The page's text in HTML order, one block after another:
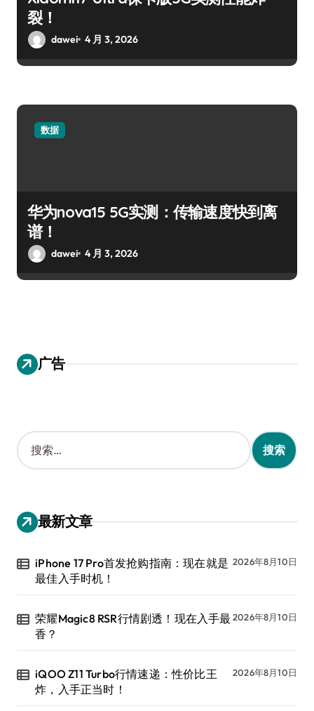
裂！
dawei 4 月 3, 2026
数据
华为nova15 5G实测：传输速度快到离
谱！
dawei 4 月 3, 2026
广告
搜
索
：
最新文章
iPhone 17 Pro首发抢购指南：现在就是
最佳入手时机！
2026年8月10日
荣耀Magic8 RSR行情剧透！现在入手最
香？
2026年8月10日
iQOO Z11 Turbo行情速递：性价比王
炸，入手正当时！
2026年8月10日